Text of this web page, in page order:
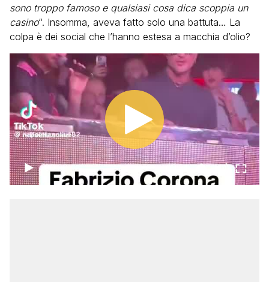
sono troppo famoso e qualsiasi cosa dica scoppia un
casino“. Insomma, aveva fatto solo una battuta… La
colpa è dei social che l’hanno estesa a macchia d’olio?
00:00 00:34